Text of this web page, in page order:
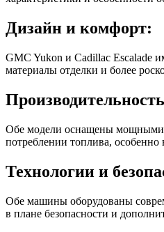
Дизайн и комфорт:
GMC Yukon и Cadillac Escalade
материалы отделки и более
Обе модели оснащены мощными
потреблении топлива,
Технологии и
Обе машины оборудованы
в плане безопасности и